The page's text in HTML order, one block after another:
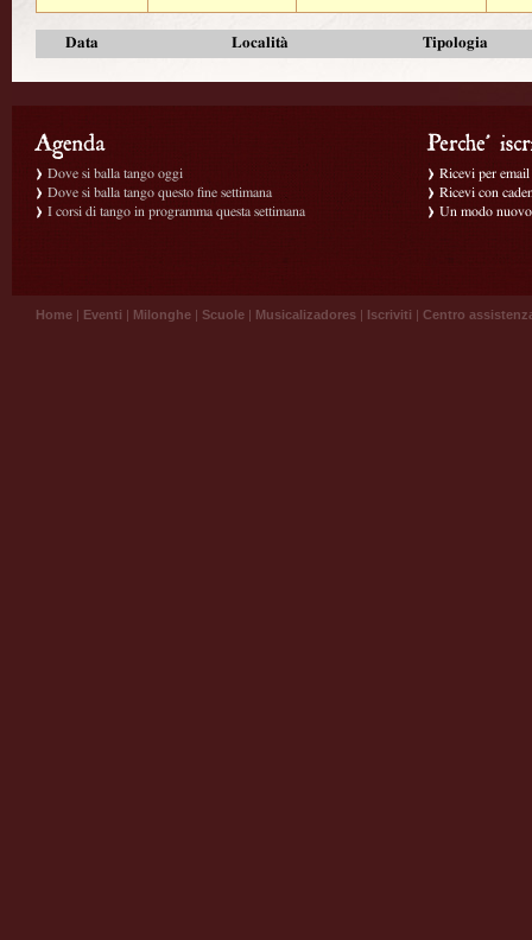
Data Località Tipologia
Dove si balla tango oggi
Dove si balla tango questo fine settimana
I corsi di tango in programma questa settimana
Ricevi per
Ricevi con
Un modo
Home | Eventi | Milonghe | Scuole | Musicalizadores | Iscriviti | Centro